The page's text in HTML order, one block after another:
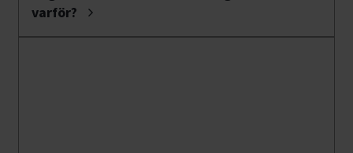
varför?